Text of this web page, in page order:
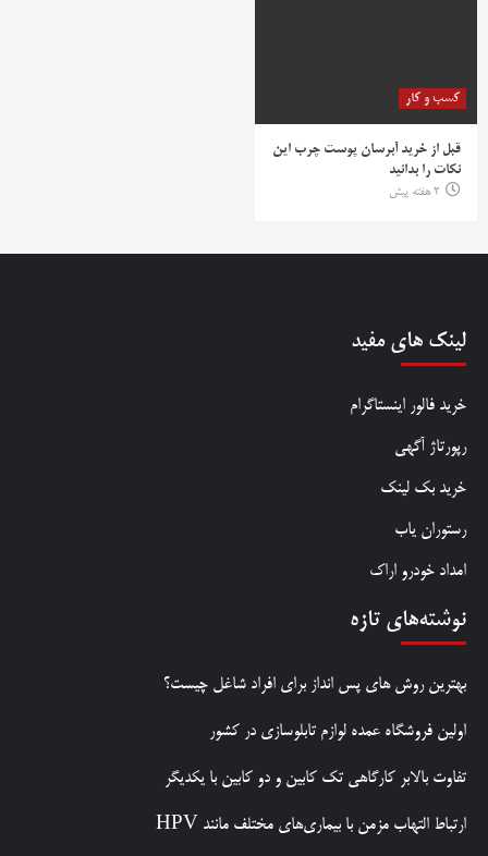
کسب و کار
قبل از خرید آبرسان پوست چرب این
نکات را بدانید
2 هفته پیش
لینک های مفید
خرید فالور اینستاگرام
رپورتاژ آگهی
خرید بک لینک
رستوران یاب
امداد خودرو اراک
نوشته‌های تازه
بهترین روش‌ های پس‌ انداز برای افراد شاغل چیست؟
اولین فروشگاه عمده لوازم تابلوسازی در کشور
تفاوت بالابر کارگاهی تک کابین و دو کابین با یکدیگر
ارتباط التهاب مزمن با بیماری‌های مختلف مانند HPV